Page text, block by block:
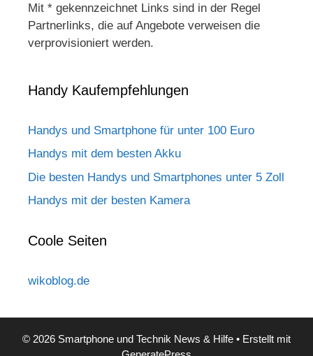
Mit * gekennzeichnet Links sind in der Regel
Partnerlinks, die auf Angebote verweisen die
verprovisioniert werden.
Handy Kaufempfehlungen
Handys und Smartphone für unter 100 Euro
Handys mit dem besten Akku
Die besten Handys und Smartphones unter 5 Zoll
Handys mit der besten Kamera
Coole Seiten
wikoblog.de
© 2026 Smartphone und Technik News & Hilfe • Erstellt mit